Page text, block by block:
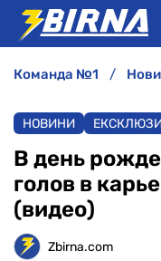
АНАЛІТИКА
ІНТЕРВ'Ю
РІЗНЕ
команда №1
НОВИНИ
В день
голов в
(видео)
Zbirna.com